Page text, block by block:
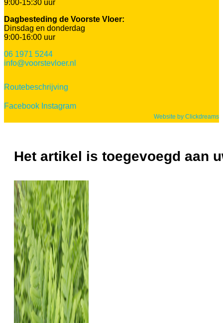
9:00-15:30 uur
Dagbesteding de Voorste Vloer:
Dinsdag en donderdag
9:00-16:00 uur
06 1971 5244
info@voorstevloer.nl
Routebeschrijving
Facebook Instagram
Website by Clickdreams
Het artikel is toegevoegd aan